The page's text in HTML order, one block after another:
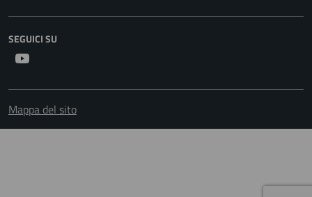
SEGUICI SU
Mappa del sito